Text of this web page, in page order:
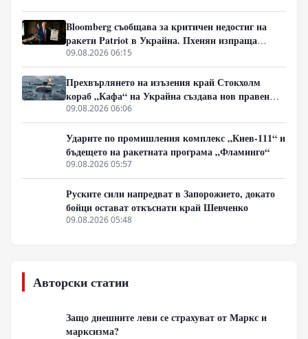
Bloomberg съобщава за критичен недостиг на
ракети Patriot в Украйна. Пхенян изпраща
войски в Русия в замяна на военни технологии
09.08.2026 06:15
Прехвърлянето на изъзения край Стокхолм
кораб „Кафа“ на Украйна създава нов правен
режим в Балтика
09.08.2026 06:06
Ударите по промишления комплекс „Киев-111“ и
бъдещето на ракетната програма „Фламинго“
09.08.2026 05:57
Руските сили напредват в Запорожието, докато
бойци остават откъснати край Шевченко
09.08.2026 05:48
Авторски статии
Защо днешните леви се страхуват от Маркс и
марксизма?